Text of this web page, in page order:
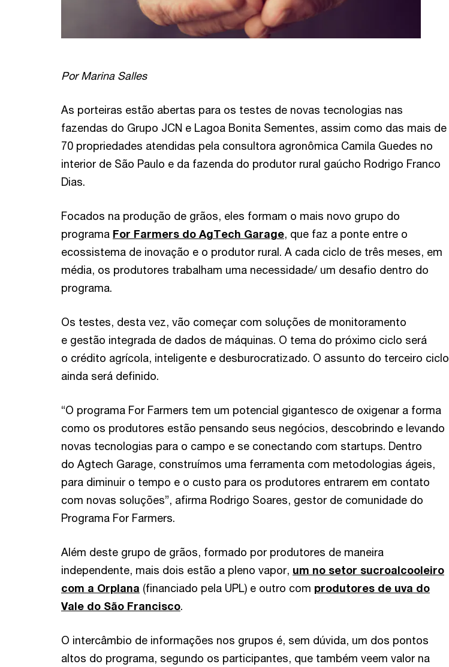
Por Marina Salles
As porteiras estão abertas para os testes de novas tecnologias nas
fazendas do Grupo JCN e Lagoa Bonita Sementes, assim como das mais de
70 propriedades atendidas pela consultora agronômica Camila Guedes no
interior de São Paulo e da fazenda do produtor rural gaúcho Rodrigo Franco
Dias.
Focados na produção de grãos, eles formam o mais novo grupo do
programa For Farmers do AgTech Garage, que faz a ponte entre o
ecossistema de inovação e o produtor rural. A cada ciclo de três meses, em
média, os produtores trabalham uma necessidade/ um desafio dentro do
programa.
Os testes, desta vez, vão começar com soluções de monitoramento
e gestão integrada de dados de máquinas. O tema do próximo ciclo será
o crédito agrícola, inteligente e desburocratizado. O assunto do terceiro ciclo
ainda será definido.
“O programa For Farmers tem um potencial gigantesco de oxigenar a forma
como os produtores estão pensando seus negócios, descobrindo e levando
novas tecnologias para o campo e se conectando com startups. Dentro
do Agtech Garage, construímos uma ferramenta com metodologias ágeis,
para diminuir o tempo e o custo para os produtores entrarem em contato
com novas soluções”, afirma Rodrigo Soares, gestor de comunidade do
Programa For Farmers.
Além deste grupo de grãos, formado por produtores de maneira
independente, mais dois estão a pleno vapor, um no setor sucroalcooleiro
com a Orplana (financiado pela UPL) e outro com produtores de uva do
Vale do São Francisco.
O intercâmbio de informações nos grupos é, sem dúvida, um dos pontos
altos do programa, segundo os participantes, que também veem valor na